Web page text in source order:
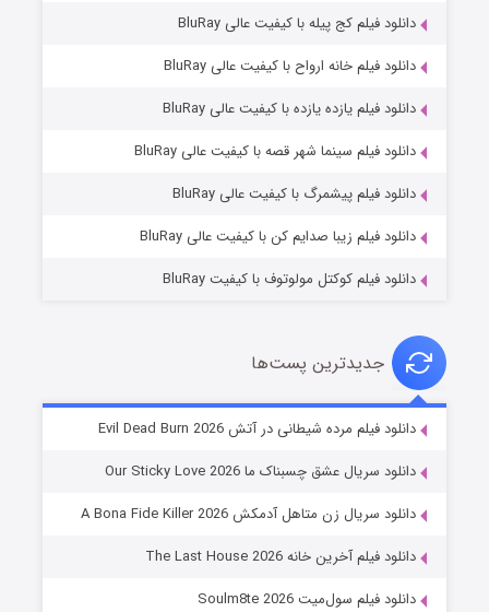
شوهر
دانلود فیلم کج‌ پیله با کیفیت عالی BluRay
دانلود فیلم خانه ارواح با کیفیت عالی BluRay
دانلود فیلم یازده یازده با کیفیت عالی BluRay
دانلود فیلم سینما شهر قصه با کیفیت عالی BluRay
دانلود فیلم پیشمرگ با کیفیت عالی BluRay
دانلود فیلم زیبا صدایم کن با کیفیت عالی BluRay
دانلود فیلم کوکتل مولوتوف با کیفیت BluRay
جدیدترین پست‌ها
دانلود فیلم مرده شیطانی در آتش Evil Dead Burn 2026
دانلود سریال عشق چسبناک ما Our Sticky Love 2026
دانلود سریال زن متاهل آدمکش A Bona Fide Killer 2026
دانلود فیلم آخرین خانه The Last House 2026
دانلود فیلم سول‌میت Soulm8te 2026